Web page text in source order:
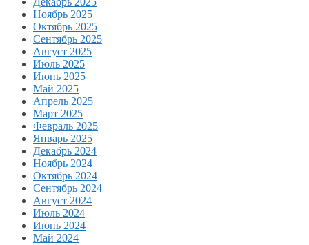
Ноябрь 2025
Октябрь 2025
Сентябрь 2025
Август 2025
Июль 2025
Июнь 2025
Май 2025
Апрель 2025
Март 2025
Февраль 2025
Январь 2025
Декабрь 2024
Ноябрь 2024
Октябрь 2024
Сентябрь 2024
Август 2024
Июль 2024
Июнь 2024
Май 2024